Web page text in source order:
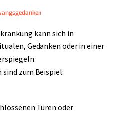
kann sich in
Gedanken oder in einer
zum Beispiel:
Türen oder